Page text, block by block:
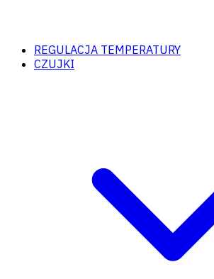
REGULACJA TEMPERATURY
CZUJKI